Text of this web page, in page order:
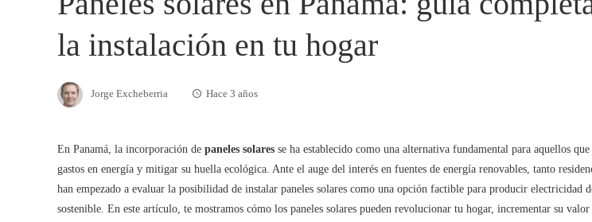
la instalación en tu hogar
Jorge Excheberria Hace 3 años
En Panamá, la incorporación de paneles solares se ha establecido como una alternativa fundamental para aquellos
gastos en energía y mitigar su huella ecológica. Ante el auge del interés en fuentes de energía renovables, tanto
han empezado a evaluar la posibilidad de instalar paneles solares como una opción factible para producir electricidad
sostenible. En este artículo, te mostramos cómo los paneles solares pueden revolucionar tu hogar, incrementar su